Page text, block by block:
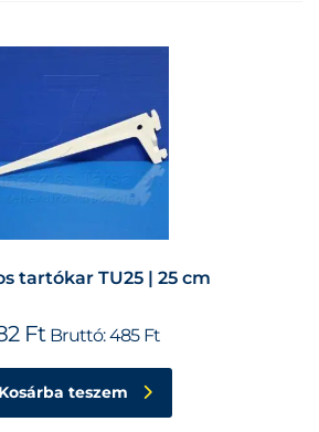
tartókar TU25 | 25 cm
Ft Bruttó:485 Ft
Kosárba teszem